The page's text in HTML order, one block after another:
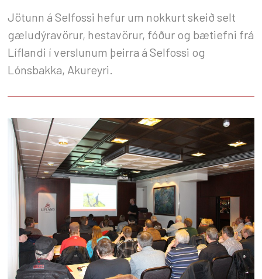
Jötunn á Selfossi hefur um nokkurt skeið selt
gæludýravörur, hestavörur, fóður og bætiefni frá
Líflandi í verslunum þeirra á Selfossi og
Lónsbakka, Akureyri.